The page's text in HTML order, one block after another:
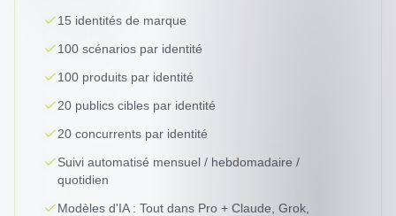
15 identités de marque
100 scénarios par identité
100 produits par identité
20 publics cibles par identité
20 concurrents par identité
Suivi automatisé mensuel / hebdomadaire /
quotidien
Modèles d'IA : Tout dans Pro + Claude, Grok,